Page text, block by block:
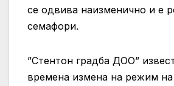
се одвива наизменично и е
семафори.
”Стентон градба ДОО”
времена измена на режим на